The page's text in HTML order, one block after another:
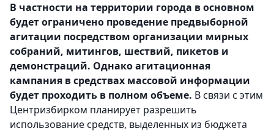
В частности на территории города в основном
будет ограничено проведение предвыборной
агитации посредством организации мирных
собраний, митингов, шествий, пикетов и
демонстраций. Однако агитационная
кампания в средствах массовой информации
будет проходить в полном объеме. В связи с этим
Центризбирком планирует разрешить
использование средств, выделенных из бюджета